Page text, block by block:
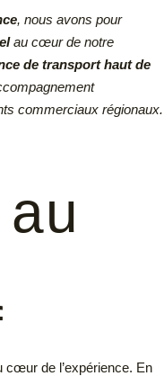
, nous avons pour
au cœur de notre
de transport haut de
commerciaux régionaux.
cœur de l’expérience. En